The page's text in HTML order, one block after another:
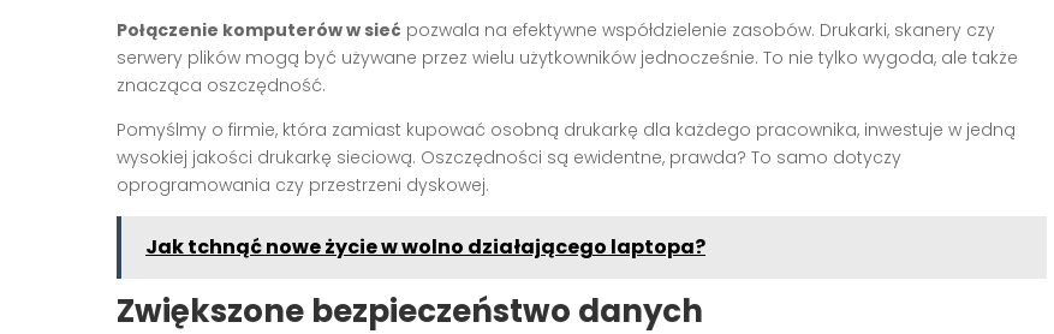
Połączenie komputerów w sieć pozwala na efektywne współdzielenie zasobów. Drukarki, skanery czy
serwery plików mogą być używane przez wielu użytkowników jednocześnie. To nie tylko wygoda, ale także
znacząca oszczędność.
Pomyślmy o firmie, która zamiast kupować osobną drukarkę dla każdego pracownika, inwestuje w jedną
wysokiej jakości drukarkę sieciową. Oszczędności są ewidentne, prawda? To samo dotyczy
oprogramowania czy przestrzeni dyskowej.
Jak tchnąć nowe życie w wolno działającego laptopa?
Zwiększone bezpieczeństwo danych